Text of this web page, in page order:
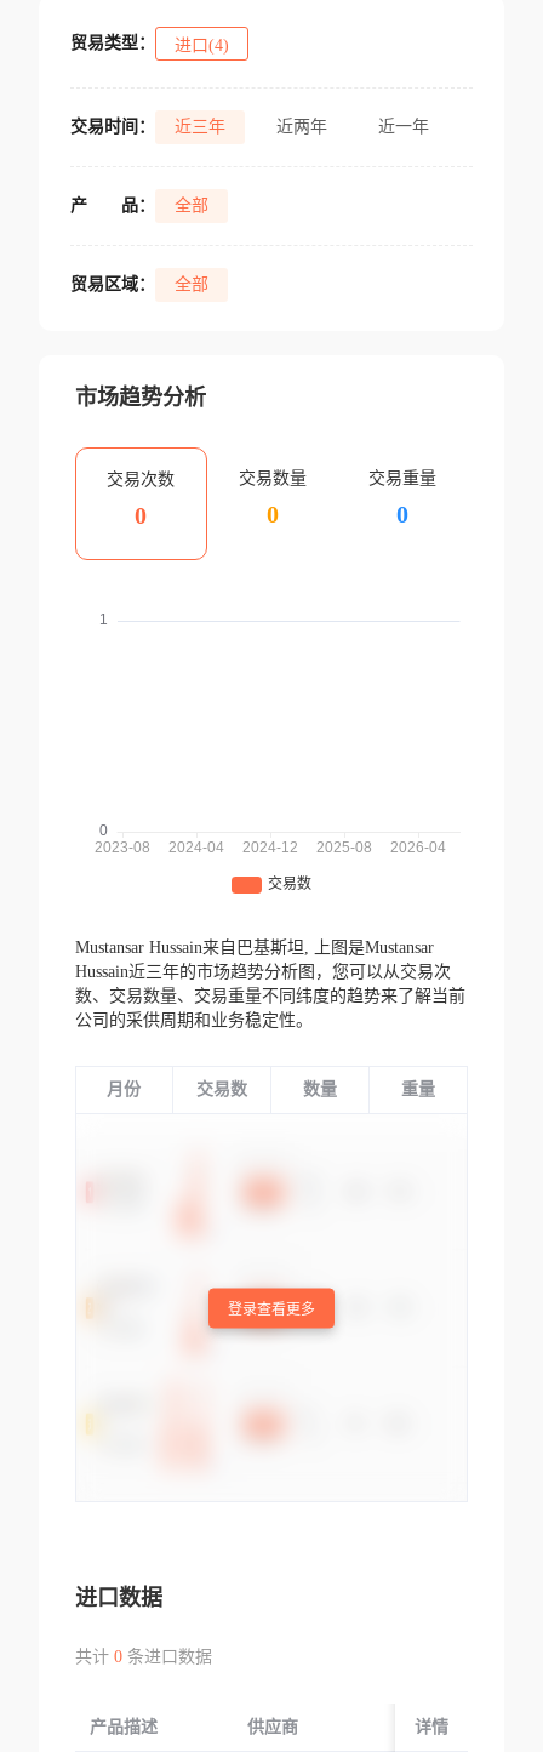
贸易类型： 进口(4)
交易时间： 近三年 近两年 近一年
产 品： 全部
贸易区域： 全部
市场趋势分析
交易次数
0
交易数量
0
交易重量
0
Mustansar Hussain来自巴基斯坦,
上图是Mustansar
Hussain近三年的市场趋势分析图，您可以从交易次
数、交易数量、交易重量不同纬度的趋势来了解当前
公司的采供周期和业务稳定性。
月份 交易数 数量 重量
登录查看更多
进口数据
共计 0条进口数据
产品描述 供应商 起运国/地区
详情